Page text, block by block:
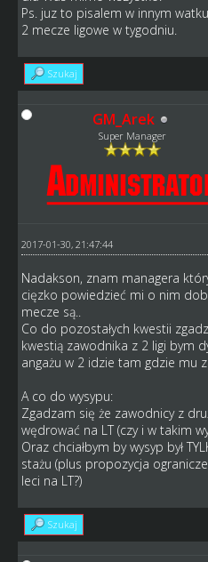
Ps. juz to pisalem w innym
2 mecze ligowe w tygodniu.
Szukaj
GM_Arek
Super Manager
2017-01-30, 21:47:44
Nadakson, znam managera
cięzko powiedzieć mi o nim
mecze są..
Co do pozostałych kwestii
kwestią zawodnika z 2 ligi bym
angażu w 2 idzie tam gdzie mu
A co do wysypu:
Zgadzam się że zawodnicy z
wędrować na LT (czy i w takim
Oraz chciałbym by wysyp był
stażu (plus propozycja
leci na LT?)
Szukaj